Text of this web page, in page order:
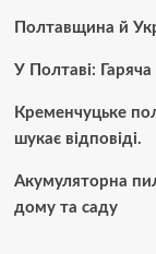
Полтавщина й
У Полтаві:
Кременчуцьке
шукає відповіді.
Акумуляторна
дому та саду